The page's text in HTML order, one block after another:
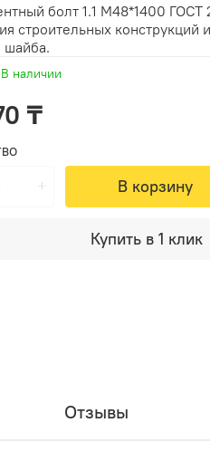
В наличии
₸
В корзину
Купить в 1 клик
болт 1.1 М48*1400 ГОСТ
строительных конструкций
шайба.
Отзывы